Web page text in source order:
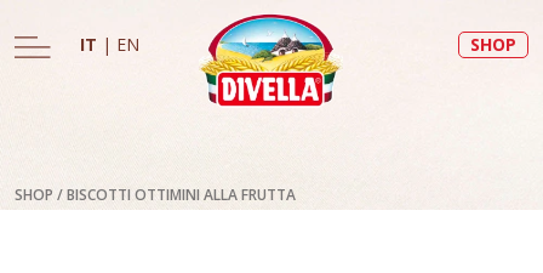
IT | EN SHOP
SHOP /BISCOTTI OTTIMINI ALLA FRUTTA